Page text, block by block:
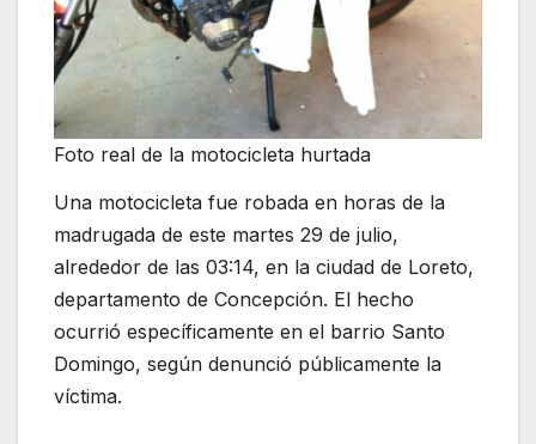
Foto real de la motocicleta hurtada
Una motocicleta fue robada en horas de la
madrugada de este martes 29 de julio,
alrededor de las 03:14, en la ciudad de Loreto,
departamento de Concepción. El hecho
ocurrió específicamente en el barrio Santo
Domingo, según denunció públicamente la
víctima.